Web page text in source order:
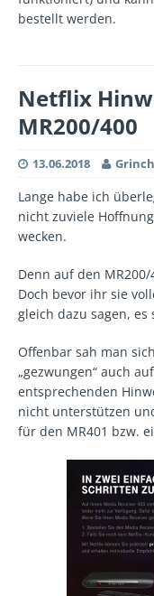
bestellt werden.
Netflix
MR200/400
13.06.2018 Grinch
Lange habe ich
nicht zuviele
wecken.
Denn auf den
Doch bevor ihr sie
gleich dazu sagen,
Offenbar sah man
„gezwungen“ auch
entsprechenden
nicht unterstützen
für den MR401 bzw.